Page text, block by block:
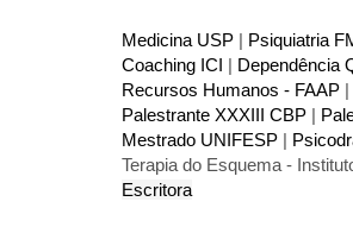
Medicina USP | Psiquiatria
Coaching ICI | Dependência
Recursos Humanos - FAAP |
Palestrante XXXIII CBP |
Mestrado UNIFESP |
Terapia do Esquema -
Escritora